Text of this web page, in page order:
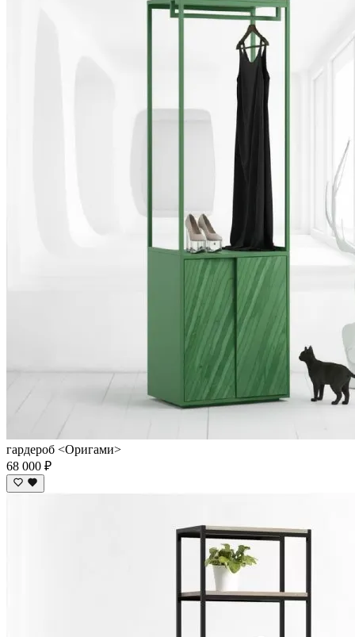
гардероб <Оригами>
68 000 ₽